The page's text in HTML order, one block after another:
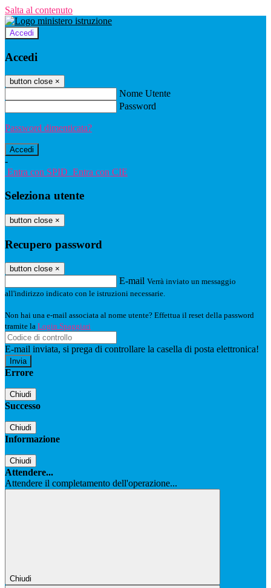
Salta al contenuto
Accedi
Accedi
button close ×
Nome Utente
Password
Password dimenticata?
-
Entra con SPID Entra con CIE
Seleziona utente
button close ×
Recupero password
button close ×
E-mail Verrà inviato un messaggio
all'indirizzo indicato con le istruzioni necessarie.
Non hai una e-mail associata al nome utente? Effettua il reset della password
tramite la Login Spaggiari
E-mail inviata, si prega di controllare la casella di posta elettronica!
Errore
Chiudi
Successo
Chiudi
Informazione
Chiudi
Attendere...
Attendere il completamento dell'operazione...
Chiudi